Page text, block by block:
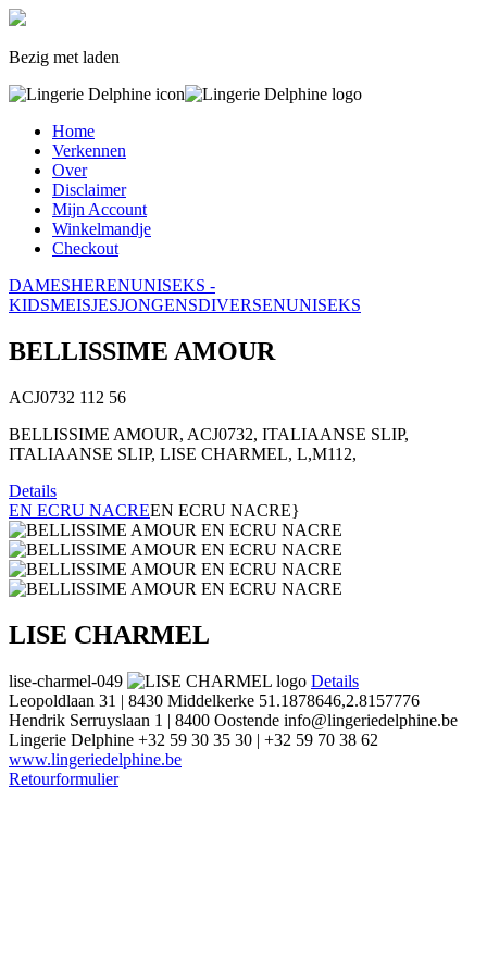
Bezig met laden
Home
Verkennen
Over
Disclaimer
Mijn Account
Winkelmandje
Checkout
DAMESHERENUNISEKS -
KIDSMEISJESJONGENSDIVERSENUNISEKS
BELLISSIME AMOUR
ACJ0732 112 56
BELLISSIME AMOUR, ACJ0732, ITALIAANSE SLIP,
ITALIAANSE SLIP, LISE CHARMEL, L,M112,
Details
EN ECRU NACREEN ECRU NACRE}
LISE CHARMEL
lise-charmel-049
Details
Leopoldlaan 31 | 8430 Middelkerke 51.1878646,2.8157776
Hendrik Serruyslaan 1 | 8400 Oostende info@lingeriedelphine.be
Lingerie Delphine +32 59 30 35 30 | +32 59 70 38 62
www.lingeriedelphine.be
Retourformulier